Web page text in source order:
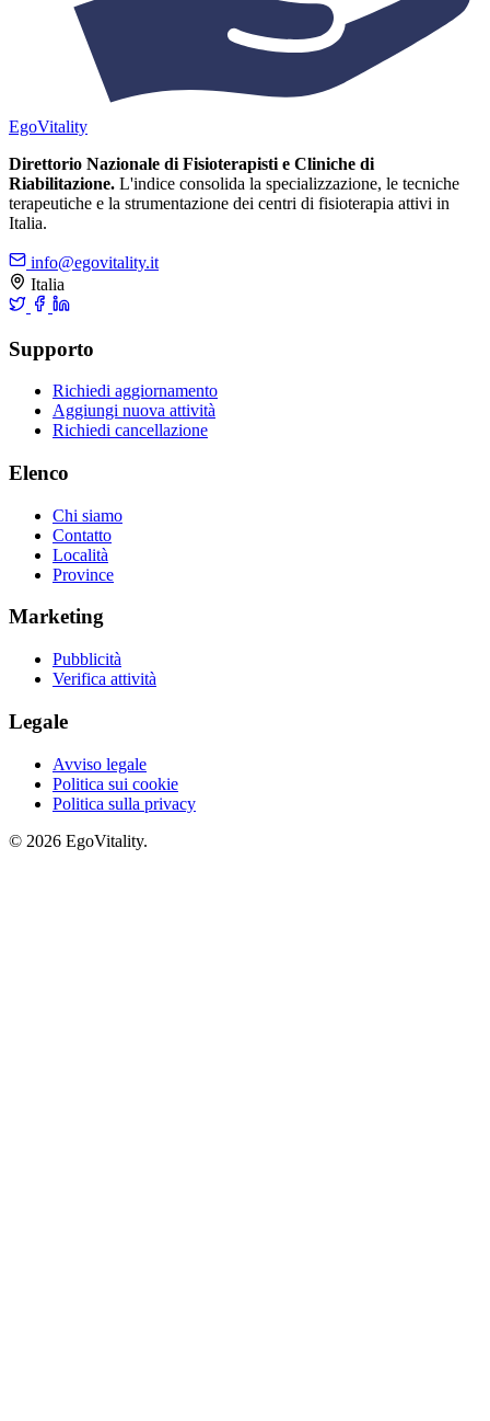
EgoVitality
Direttorio Nazionale di Fisioterapisti e Cliniche di
Riabilitazione. L'indice consolida la specializzazione, le tecniche
terapeutiche e la strumentazione dei centri di fisioterapia attivi in
Italia.
info@egovitality.it
Italia
Supporto
Richiedi aggiornamento
Aggiungi nuova attività
Richiedi cancellazione
Elenco
Chi siamo
Contatto
Località
Province
Marketing
Pubblicità
Verifica attività
Legale
Avviso legale
Politica sui cookie
Politica sulla privacy
© 2026 EgoVitality.